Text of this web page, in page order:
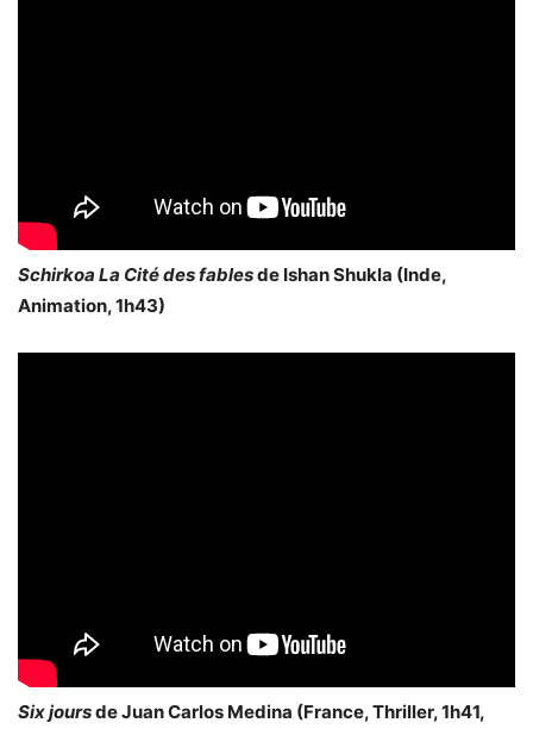
Schirkoa La Cité des fablesde Ishan Shukla (Inde,
Animation, 1h43)
Six joursde Juan Carlos Medina (France, Thriller, 1h41,